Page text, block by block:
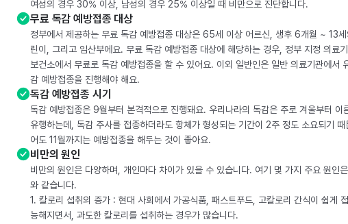
여성의 경우 30% 이상, 남성의 경우 25% 이상일 때 비만으로 진단합니다.
무료 독감 예방접종 대상
정부에서 제공하는 무료 독감 예방접종 대상은 65세 이상 어르신, 생후 6개월 ~ 13
린이, 그리고 임산부에요. 무료 독감 예방접종 대상에 해당하는 경우, 정부 지정 의료
보건소에서 무료로 독감 예방접종을 할 수 있어요. 이외 일반인은 일반 의료기관에서
감 예방접종을 진행해야 해요.
독감 예방접종 시기
독감 예방접종은 9월부터 본격적으로 진행돼요. 우리나라의 독감은 주로 겨울부터 이
유행하는데, 독감 주사를 접종하더라도 항체가 형성되는 기간이 2주 정도 소요되기 때
어도 11월까지는 예방접종을 해두는 것이 좋아요.
비만의 원인
비만의 원인은 다양하며, 개인마다 차이가 있을 수 있습니다. 여기 몇 가지 주요 원인
와 같습니다.
1. 칼로리 섭취의 증가 : 현대 사회에서 가공식품, 패스트푸드, 고칼로리 간식이 쉽게
능해지면서, 과도한 칼로리를 섭취하는 경우가 많습니다.